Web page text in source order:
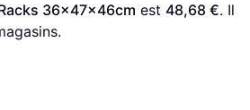
36x47x46cm est 48,68 €. Il